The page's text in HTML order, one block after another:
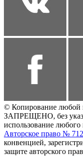
© Копирование
ЗАПРЕЩЕНО, без
использование любого
Авторское право №
конвенцией,
защите авторского